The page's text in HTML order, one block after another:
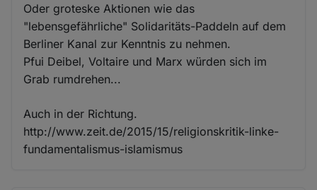
Oder groteske Aktionen wie das
"lebensgefährliche" Solidaritäts-Paddeln auf dem
Berliner Kanal zur Kenntnis zu nehmen.
Pfui Deibel, Voltaire und Marx würden sich im
Grab rumdrehen...
Auch in der Richtung.
http://www.zeit.de/2015/15/religionskritik-linke-
fundamentalismus-islamismus